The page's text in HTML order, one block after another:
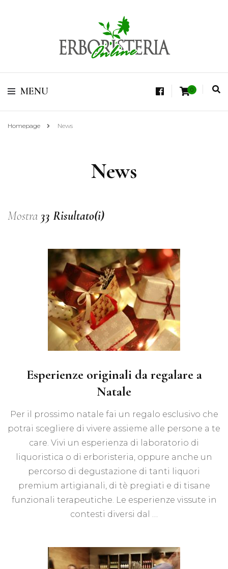
Erboristeria Shop
Online Tisane
Vendita di Botaniche, Erbe e Spezie Officinali, Tisane Terapeutiche Esclusive,
MENU 0
Homepage News
News
Mostra 33 Risultato(i)
Esperienze originali da regalare a
Natale
Per il prossimo natale fai un regalo esclusivo che
potrai scegliere di vivere assieme alle persone a te
care. Vivi un esperienza di laboratorio di
liquoristica o di erboristeria, oppure anche un
percorso di degustazione di tanti liquori
premium artigianali, di tè pregiati e di tisane
funzionali terapeutiche. Le esperienze vissute in
contesti diversi dal …